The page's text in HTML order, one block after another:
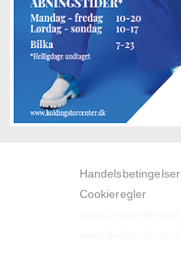
Handelsbetingelser
Cookieregler